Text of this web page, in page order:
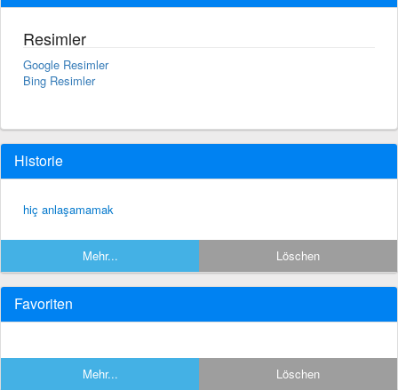
Resimler
Google Resimler
Bing Resimler
Historie
hiç anlaşamamak
Mehr... Löschen
Favoriten
Mehr... Löschen